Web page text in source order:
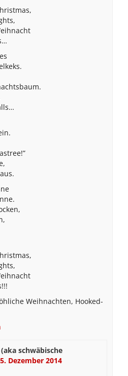
Weihnachten, Hooked-
schwäbische
Dezember 2014